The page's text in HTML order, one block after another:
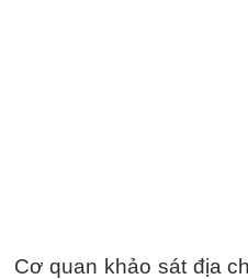
Cơ quan khảo sát địa